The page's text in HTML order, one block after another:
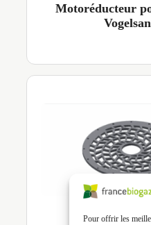
Pour offrir les
Motoréducteur